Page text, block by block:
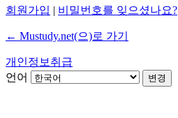
회원가입 | 비밀번호를 잊으셨나요?
← Mustudy.net(으)로 가기
개인정보취급
언어